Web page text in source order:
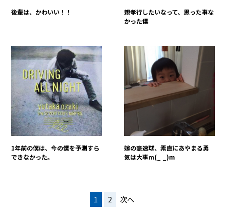
後輩は、かわいい！！
親孝行したいなって、思った事な
かった僕
1年前の僕は、今の僕を予測すら
できなかった。
嫁の豪速球、素直にあやまる勇
気は大事m(_ _)m
1 2 次へ